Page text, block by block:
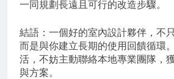
一同規劃長遠且可行的改造步驟。
結語：一個好的室內設計夥伴，不
而是與你建立長期的使用回饋循環
活，不妨主動聯絡本地專業團隊，
與方案。